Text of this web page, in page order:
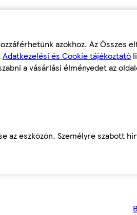
azokhoz. Az Összes
Adatkezelési és Cookie tájékoztató
a vásárlási élményedet az
az eszközön. Személyre szabott